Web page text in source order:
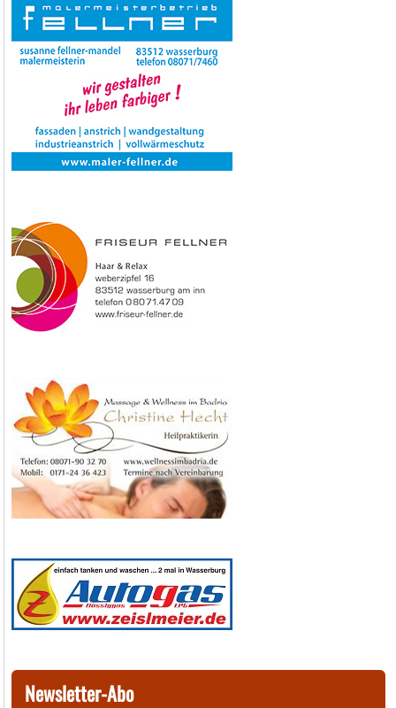
Newsletter-Abo